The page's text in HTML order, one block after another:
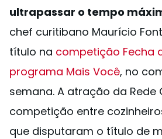
ultrapassar o tempo
chef curitibano Maurício
título na competição Fecha
programa Mais Você, no
semana. A atração da Rede
competição entre
que disputaram o título de